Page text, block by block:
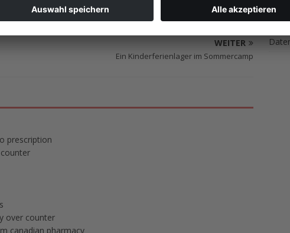
mit der Brennerbahn geboten werden, machen die Fahrt mit
Tour.
WEITER
Ein Kinderferienlager im Sommercamp
prescription
over counter
canadian pharmacy